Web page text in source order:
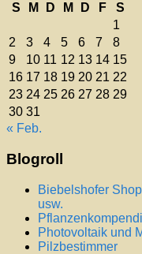
S
M D M D F
S
1
2
3 4 5 6 7
8
9
10 11 12 13 14 15
16 17 18 19 20 21 22
23 24 25 26 27 28 29
30 31
« Feb.
Blogroll
Biebelshofer
usw.
Photovoltaik und
Pilzbestimmer